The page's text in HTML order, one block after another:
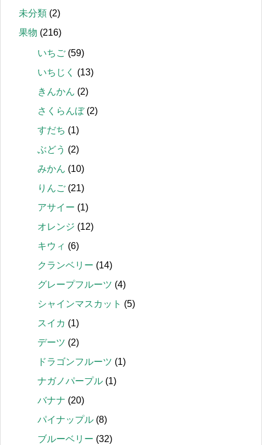
未分類 (2)
果物 (216)
いちご (59)
いちじく
(13)
きんかん (2)
さくらんぼ(2)
すだち (1)
ぶどう (2)
みかん (10)
りんご (21)
アサイー (1)
オレンジ (12)
キウィ (6)
クランベリー (14)
グレープフルーツ (4)
シャインマスカット (5)
スイカ (1)
デーツ (2)
ドラゴンフルーツ (1)
ナガノパープル (1)
バナナ (20)
パイナップル (8)
ブルーベリー (32)